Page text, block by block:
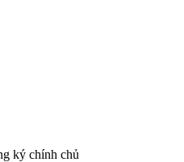
ký chính chủ